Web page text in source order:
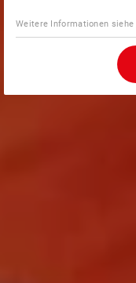
Weitere Informationen siehe